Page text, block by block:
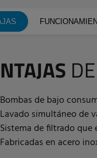
Bombas de bajo
Lavado simultáneo de
Sistema de filtrado que
Fabricadas en acero